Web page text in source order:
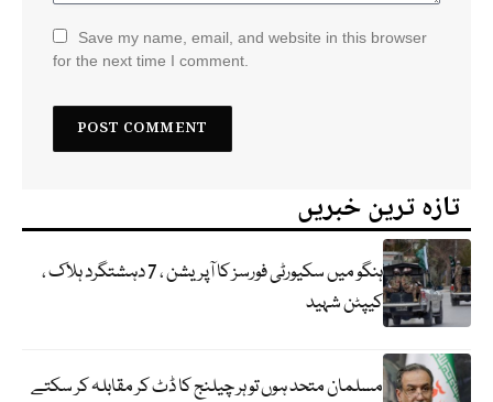
Save my name, email, and website in this browser
for the next time I comment.
تازہ ترین خبریں
ہنگو میں سکیورٹی فورسز کا آپریشن ، 7 دہشتگرد ہلاک ،
کیپٹن شہید
مسلمان متحد ہوں تو ہر چیلنج کا ڈٹ کر مقابلہ کر سکتے